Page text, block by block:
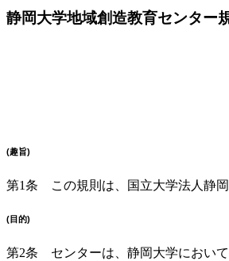
静岡大学地域創造教育センター
(趣旨)
第1条 この規則は、国立大学法人静岡
(目的)
第2条 センターは、静岡大学におい